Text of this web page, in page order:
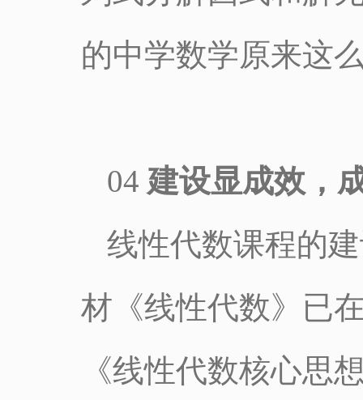
的中学数学原来这
04 建设显成效，
线性代数课程的
材《线性代数》已
《线性代数核心思